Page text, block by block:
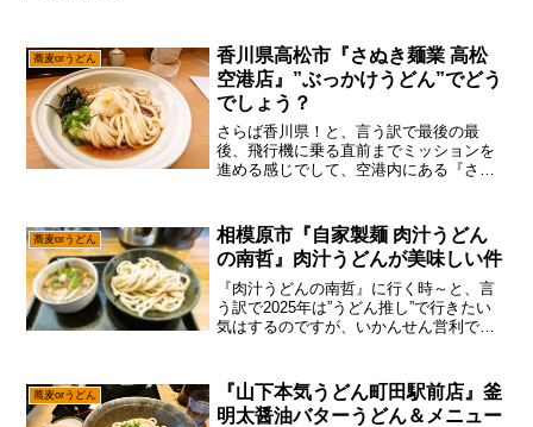
蕎麦orうどん
香川県高松市『さぬき麺業 高松
空港店』”ぶっかけうどん”でどう
でしょう？
さらば香川県！と、言う訳で最後の最
後、飛行機に乗る直前までミッションを
進める感じでして、空港内にある『さぬ
本店があって店の前は通ったのですが、
空港にもある事を知ってい...
蕎麦orうどん
相模原市『自家製麺 肉汁うどん
の南哲』肉汁うどんが美味しい件
『肉汁うどんの南哲』に行く時～と、言
う訳で2025年は”うどん推し”で行きたい
気はするのですが、いかんせん営利でや
し！なんのかんのと相模原市で人気の”う
どん”と言えば、や...
蕎麦orうどん
『山下本気うどん町田駅前店』釜
明太醤油バターうどん＆メニュー